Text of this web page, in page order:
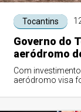
Tocantins
Governo do
aeródromo
Com
aeródromo visa